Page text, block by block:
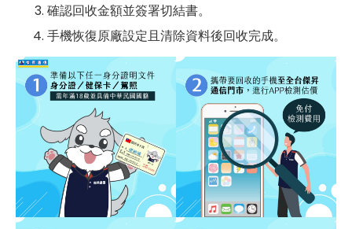
確認回收金額並簽署切結書。
手機恢復原廠設定且清除資料後回收完成。